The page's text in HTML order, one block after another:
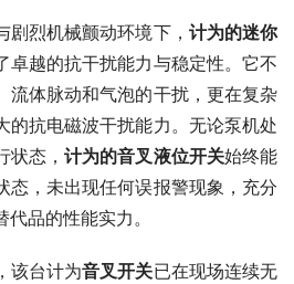
烈机械颤动环境下， 计为的迷你
卓越的抗干扰能力与稳定性。它不
流体脉动和气泡的干扰，更在复杂
的抗电磁波干扰能力。无论泵机处
状态，计为的音叉液位开关始终能
态，未出现任何误报警现象，充分
品的性能实力。
台计为音叉开关已在现场连续无